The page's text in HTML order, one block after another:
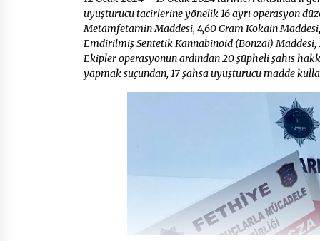
uyuşturucu tacirlerine yönelik 16 ayrı operasyon
Metamfetamin Maddesi, 4,60 Gram Kokain
Emdirilmiş Sentetik Kannabinoid (Bonzai)
Ekipler operasyonun ardından 20 şüpheli şahıs
yapmak suçundan, 17 şahsa uyuşturucu madde